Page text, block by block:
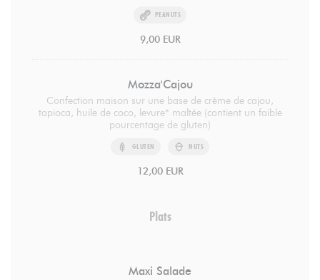
PEANUTS
9,00 EUR
Mozza'Cajou
Confection maison sur une base de crème de cajou,
tapioca, huile de coco, levure* maltée (contient un faible
pourcentage de gluten)
GLUTEN NUTS
12,00 EUR
Plats
Maxi Salade